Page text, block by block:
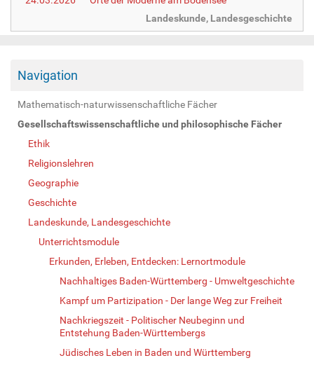
Landeskunde, Landesgeschichte
Navigation
Mathematisch-naturwissenschaftliche Fächer
Gesellschaftswissenschaftliche und philosophische Fächer
Ethik
Religionslehren
Geographie
Geschichte
Landeskunde, Landesgeschichte
Unterrichtsmodule
Erkunden, Erleben, Entdecken: Lernortmodule
Nachhaltiges Baden-Württemberg - Umweltgeschichte
Kampf um Partizipation - Der lange Weg zur Freiheit
Nachkriegszeit - Politischer Neubeginn und
Entstehung Baden-Württembergs
Jüdisches Leben in Baden und Württemberg